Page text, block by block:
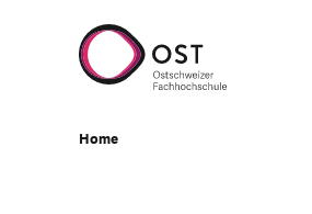
Home